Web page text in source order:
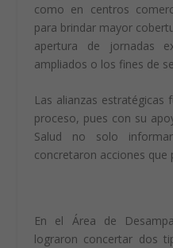
como en centros
para brindar mayor
apertura de jornadas
ampliados o los fines de
Las alianzas estratégicas
proceso, pues con su
Salud no solo
concretaron acciones que
En el Área de
lograron concertar dos